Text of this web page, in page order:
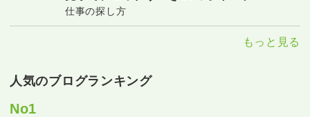
仕事の探し方
もっと見る
人気のブログランキング
No1